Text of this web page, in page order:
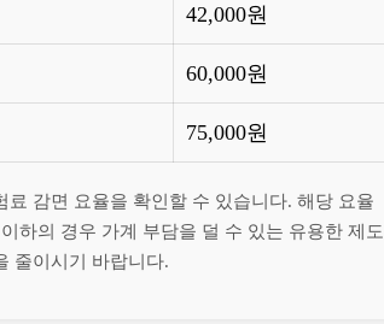
42,000원
60,000원
75,000원
감면 요율을 확인할 수 있습니다. 해당 요율
하의 경우 가계 부담을 덜 수 있는 유용한 제도
줄이시기 바랍니다.